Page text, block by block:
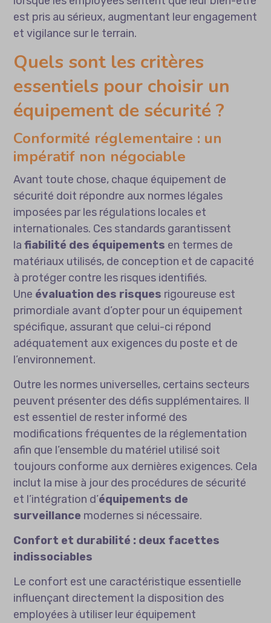
est pris au sérieux, augmentant leur engagement
et vigilance sur le terrain.
Quels sont les critères
essentiels pour choisir un
équipement de sécurité ?
Conformité réglementaire : un
impératif non négociable
Avant toute chose, chaque équipement de
sécurité doit répondre aux normes légales
imposées par les régulations locales et
internationales. Ces standards garantissent
lafiabilité des équipements en termes de
matériaux utilisés, de conception et de capacité
à protéger contre les risques identifiés.
Une évaluation des risques rigoureuse est
primordiale avant d’opter pour un équipement
spécifique, assurant que celui-ci répond
adéquatement aux exigences du poste et de
l’environnement.
Outre les normes universelles, certains secteurs
peuvent présenter des défis supplémentaires. Il
est essentiel de rester informé des
modifications fréquentes de la réglementation
afin que l’ensemble du matériel utilisé soit
toujours conforme aux dernières exigences. Cela
inclut la mise à jour des procédures de sécurité
et l’intégration d’équipements de
surveillance modernes si nécessaire.
Confort et durabilité : deux facettes
indissociables
Le confort est une caractéristique essentielle
influençant directement la disposition des
employées à utiliser leur équipement